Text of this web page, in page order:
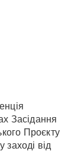
Засідання
Проєкту
заході від